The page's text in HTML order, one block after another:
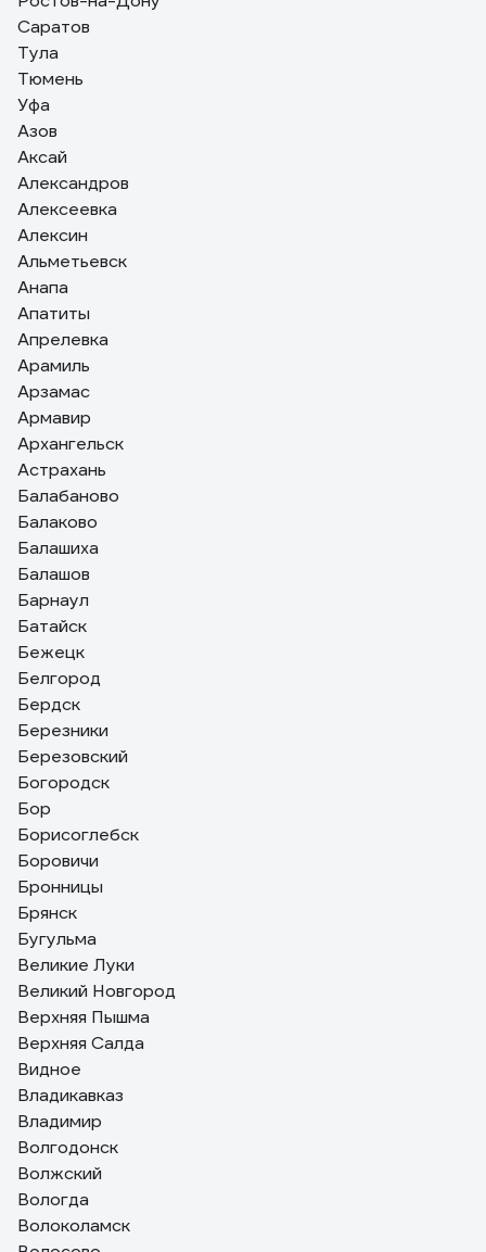
Саратов
Тула
Тюмень
Уфа
Азов
Аксай
Александров
Алексеевка
Алексин
Альметьевск
Анапа
Апатиты
Апрелевка
Арамиль
Арзамас
Армавир
Архангельск
Астрахань
Балабаново
Балаково
Балашиха
Балашов
Барнаул
Батайск
Бежецк
Белгород
Бердск
Березники
Березовский
Богородск
Бор
Борисоглебск
Боровичи
Бронницы
Брянск
Бугульма
Великие Луки
Великий Новгород
Верхняя Пышма
Верхняя Салда
Видное
Владикавказ
Владимир
Волгодонск
Волжский
Вологда
Волоколамск